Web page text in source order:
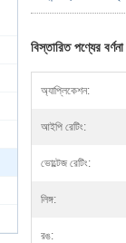
বিস্তারিত পণ্যের বর্ণনা
অ্যাপ্লিকেশন:
আইপি রেটিং:
ভোল্টেজ রেটিং:
লিঙ্গ:
রঙ: